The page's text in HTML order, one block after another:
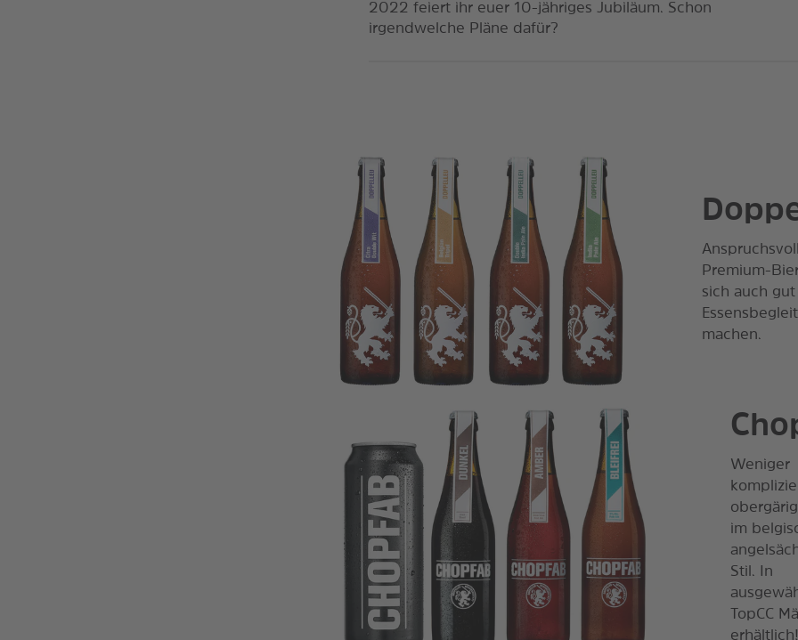
2022 feiert ihr euer 10-jähriges Jubiläum. Schon
irgendwelche Pläne dafür?
Premium-
sich auch gut
machen.
Weniger
im
Stil. In
TopCC